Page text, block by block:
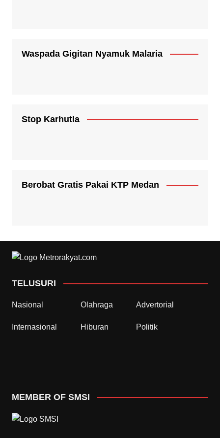
Waspada Gigitan Nyamuk Malaria
Stop Karhutla
Berobat Gratis Pakai KTP Medan
TELUSURI
Nasional Olahraga Advertorial
Internasional Hiburan Politik
MEMBER OF SMSI